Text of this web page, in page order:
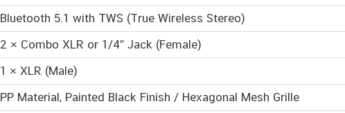
Bluetooth 5.1 with TWS (True Wireless Stereo)
2 × Combo XLR or 1/4″ Jack (Female)
1 × XLR (Male)
PP Material, Painted Black Finish / Hexagonal Mesh Grille